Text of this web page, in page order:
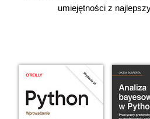
umiejętności z